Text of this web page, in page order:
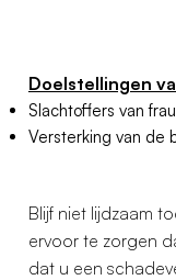
Doelstellingen
Slachtoffers van
Versterking van de
Blijf niet lijdzaam
ervoor te zorgen
dat u een